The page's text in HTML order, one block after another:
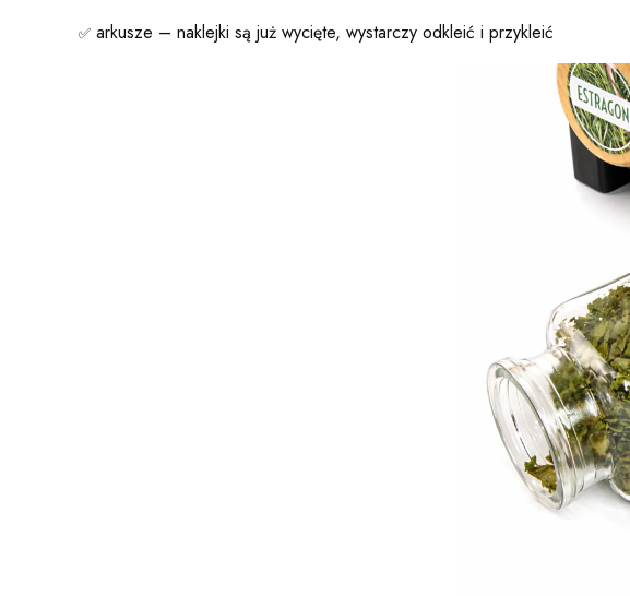
✅ arkusze – naklejki są już wycięte, wystarczy odkleić i przykleić